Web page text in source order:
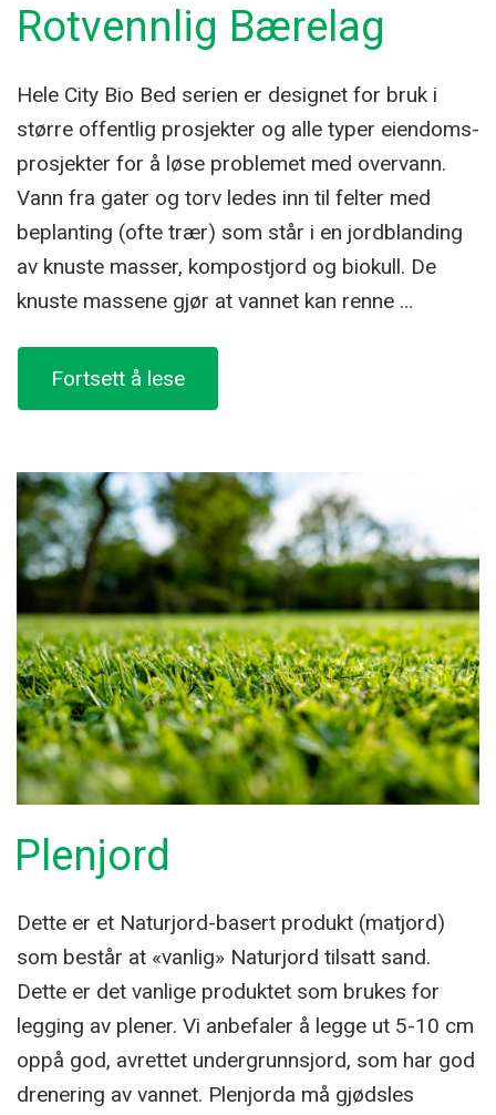
Rotvennlig Bærelag
Hele City Bio Bed serien er designet for bruk i
større offentlig prosjekter og alle typer eiendoms-
prosjekter for å løse problemet med overvann.
Vann fra gater og torv ledes inn til felter med
beplanting (ofte trær) som står i en jordblanding
av knuste masser, kompostjord og biokull. De
knuste massene gjør at vannet kan renne …
Fortsett å lese«LOD
4
Rotvennlig
Bærelag»
Plenjord
Dette er et Naturjord-basert produkt (matjord)
som består at «vanlig» Naturjord tilsatt sand.
Dette er det vanlige produktet som brukes for
legging av plener. Vi anbefaler å legge ut 5-10 cm
oppå god, avrettet undergrunnsjord, som har god
drenering av vannet. Plenjorda må gjødsles